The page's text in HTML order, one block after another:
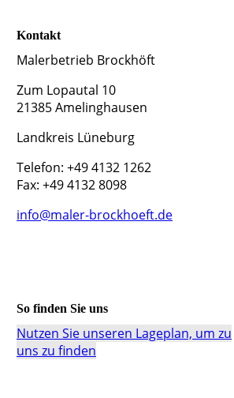
Kontakt
Malerbetrieb Brockhöft
Zum Lopautal 10
21385 Amelinghausen
Landkreis Lüneburg
Telefon: +49 4132 1262
Fax: +49 4132 8098
info@maler-brockhoeft.de
So finden Sie uns
Nutzen Sie unseren La­ge­plan, um zu
uns zu finden